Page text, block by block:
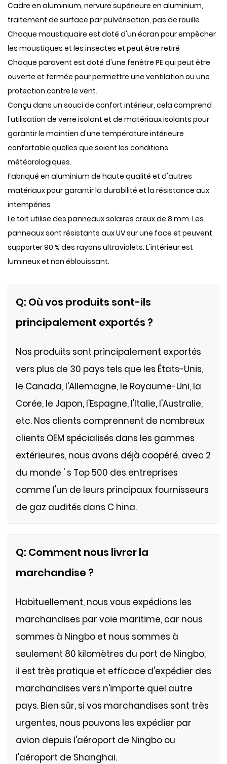
Cadre en aluminium, nervure supérieure en aluminium,
traitement de surface par pulvérisation, pas de rouille
Chaque moustiquaire est doté d'un écran pour empêcher
les moustiques et les insectes et peut être retiré
Chaque paravent est doté d'une fenêtre PE qui peut être
ouverte et fermée pour permettre une ventilation ou une
protection contre le vent.
Conçu dans un souci de confort intérieur, cela comprend
l'utilisation de verre isolant et de matériaux isolants pour
garantir le maintien d'une température intérieure
confortable quelles que soient les conditions
météorologiques.
Fabriqué en aluminium de haute qualité et d'autres
matériaux pour garantir la durabilité et la résistance aux
intempéries
Le toit utilise des panneaux solaires creux de 8 mm. Les
panneaux sont résistants aux UV sur une face et peuvent
supporter 90 % des rayons ultraviolets. L'intérieur est
lumineux et non éblouissant.
Q: Où vos produits sont-ils
principalement exportés ?
Nos produits sont principalement exportés
vers plus de 30 pays tels que les États-Unis,
le Canada, l'Allemagne, le Royaume-Uni, la
Corée, le Japon, l'Espagne, l'Italie, l'Australie,
etc. Nos clients comprennent de nombreux
clients OEM spécialisés dans les gammes
extérieures, nous avons déjà coopéré. avec 2
du monde ' s Top 500 des entreprises
comme l'un de leurs principaux fournisseurs
de gaz audités dans C hina.
Q: Comment nous livrer la
marchandise ?
Habituellement, nous vous expédions les
marchandises par voie maritime, car nous
sommes à Ningbo et nous sommes à
seulement 80 kilomètres du port de Ningbo,
il est très pratique et efficace d'expédier des
marchandises vers n'importe quel autre
pays. Bien sûr, si vos marchandises sont très
urgentes, nous pouvons les expédier par
avion depuis l'aéroport de Ningbo ou
l'aéroport de Shanghai.